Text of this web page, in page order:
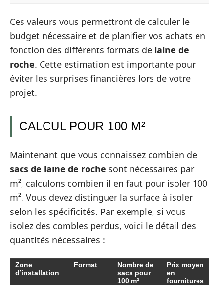
Ces valeurs vous permettront de calculer le
budget nécessaire et de planifier vos achats en
fonction des différents formats de laine de
roche. Cette estimation est importante pour
éviter les surprises financières lors de votre
projet.
CALCUL POUR 100 M²
Maintenant que vous connaissez combien de
sacs de laine de roche sont nécessaires par
m², calculons combien il en faut pour isoler 100
m². Vous devez distinguer la surface à isoler
selon les spécificités. Par exemple, si vous
isolez des combles perdus, voici le détail des
quantités nécessaires :
Zone
d’installation
Format
Nombre de
sacs pour
100 m²
Prix moyen
en
fournitures